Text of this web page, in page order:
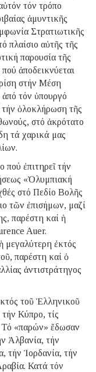
τόν τρόπο
ἀμυντικῆς
Στρατιωτικῆς
πλαίσιο αὐτῆς τῆς
παρουσία τῆς
ἀποδεικνύεται
στήν Μέση
τόν ὑπουργό
ὁλοκλήρωση τῆς
στό ἀκρότατο
τά χαρικά μας
πού ἐπιτηρεῖ τήν
«Ὀλυμπιακή
στό Πεδίο Βολῆς
τῶν ἐπισήμων, μαζί
παρέστη καί ἡ
Auer.
μεγαλύτερη ἐκτός
παρέστη καί ὁ
ἀντιστράτηγος
τοῦ Ἑλληνικοῦ
Κύπρο, τίς
«παρών» ἔδωσαν
Ἀλβανία, τήν
τήν Ἰορδανία, τήν
Κατά τόν